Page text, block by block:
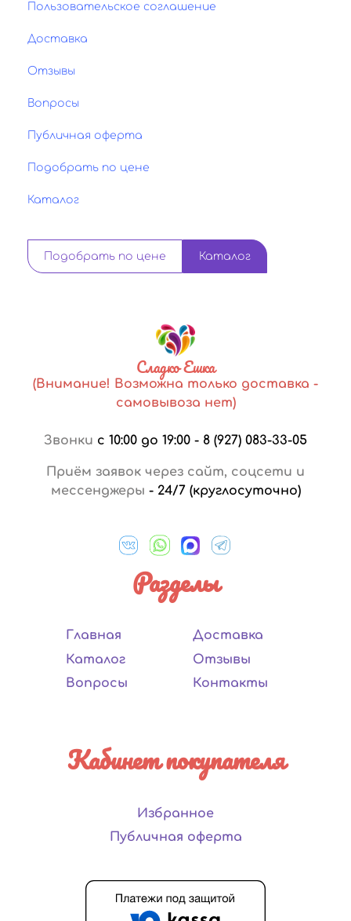
Пользовательское соглашение
Доставка
Отзывы
Вопросы
Публичная оферта
Подобрать по цене
Каталог
Подобрать по цене Каталог
Сладко Ешка
(Внимание! Возможна только доставка -
самовывоза нет)
Звонки с 10:00 до 19:00 - 8 (927) 083-33-05
Приём заявок через сайт, соцсети и
мессенджеры - 24/7 (круглосуточно)
Разделы
Главная
Каталог
Вопросы
Доставка
Отзывы
Контакты
Кабинет покупателя
Избранное
Публичная оферта